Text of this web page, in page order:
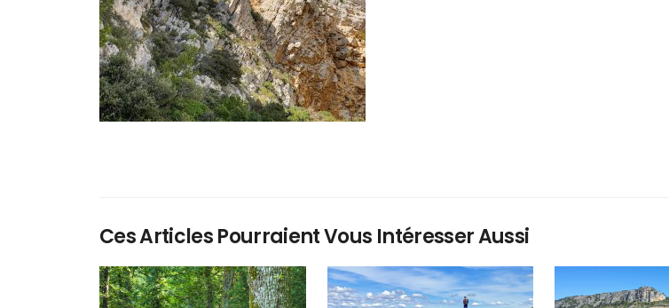
Ces Articles Pourraient Vous Intéresser Aussi